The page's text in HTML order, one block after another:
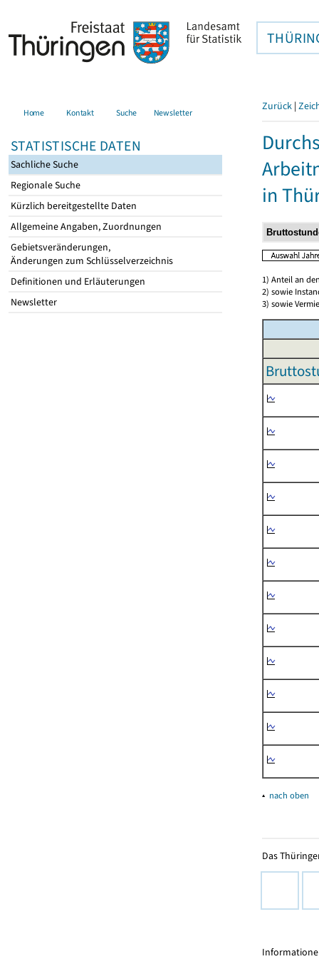
Home Kontakt Suche Newsletter
STATISTISCHE DATEN
Sachliche Suche
Regionale Suche
Kürzlich bereitgestellte Daten
Allgemeine Angaben, Zuordnungen
Gebietsveränderungen,
Änderungen zum Schlüsselverzeichnis
Definitionen und Erläuterungen
Newsletter
Zurück |
in
1) Anteil an
2) sowie
3) sowie
▴ nach oben
Das